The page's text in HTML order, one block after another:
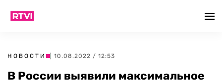
НОВОСТИ | 10.08.2022 / 12:53
В России выявили максимальное